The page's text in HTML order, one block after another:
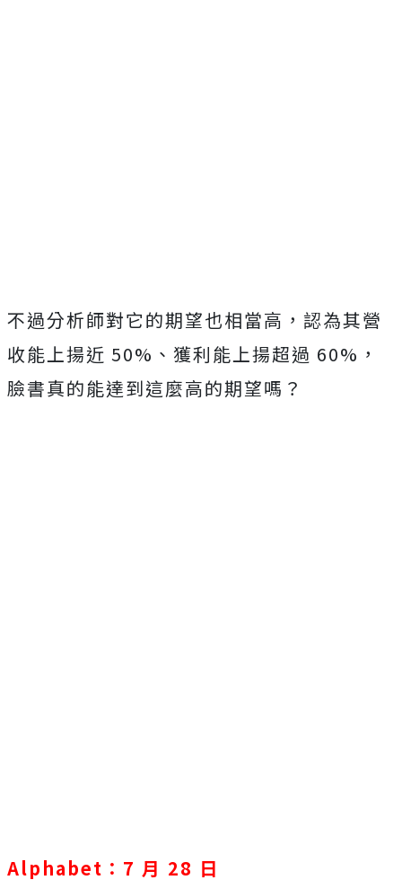
不過分析師對它的期望也相當高，認為其營
收能上揚近 50%、獲利能上揚超過 60%，
臉書真的能達到這麼高的期望嗎？
Alphabet：7 月 28 日